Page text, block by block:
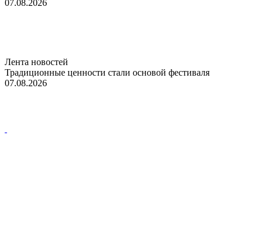
07.08.2026
Лента новостей
Традиционные ценности стали основой фестиваля
07.08.2026